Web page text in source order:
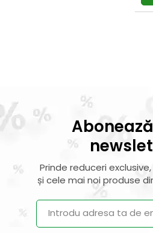
Prinde reduceri
și cele mai noi produse